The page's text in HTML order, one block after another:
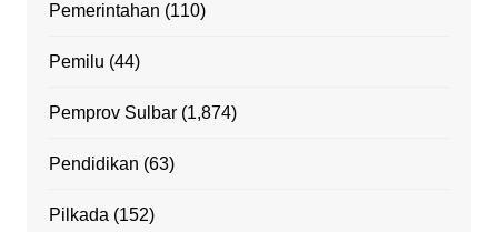
Pemerintahan (110)
Pemilu (44)
Pemprov Sulbar(1,874)
Pendidikan (63)
Pilkada (152)